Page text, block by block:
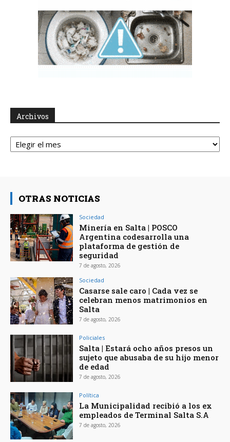
Archivos
Archivos
OTRAS NOTICIAS
Sociedad
Minería en Salta | POSCO
Argentina codesarrolla una
plataforma de gestión de
seguridad
7 de agosto, 2026
Sociedad
Casarse sale caro | Cada vez se
celebran menos matrimonios en
Salta
7 de agosto, 2026
Policiales
Salta | Estará ocho años presos un
sujeto que abusaba de su hijo menor
de edad
7 de agosto, 2026
Política
La Municipalidad recibió a los ex
empleados de Terminal Salta S.A
7 de agosto, 2026